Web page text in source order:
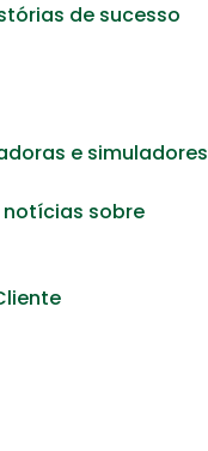
de sucesso
e simuladores
sobre